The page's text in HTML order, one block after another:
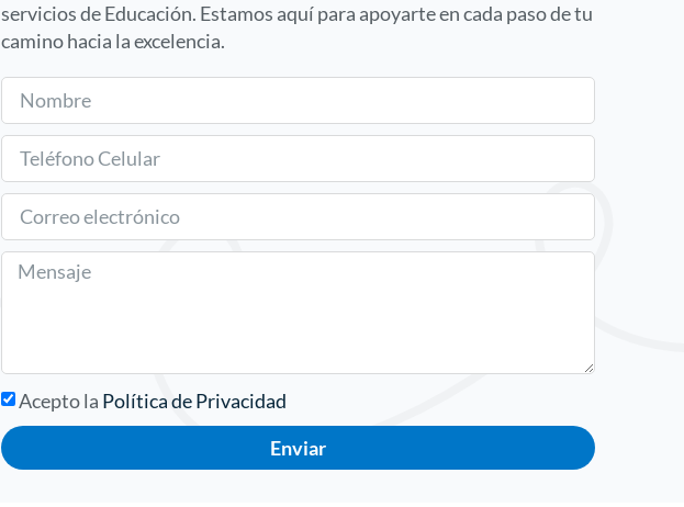
servicios de Educación. Estamos aquí para apoyarte en cada paso de tu
camino hacia la excelencia.
Acepto la Política de Privacidad
Enviar